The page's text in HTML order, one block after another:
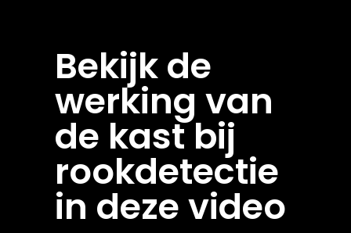
Bekijk de
werking van
de kast bij
rookdetectie
in deze video